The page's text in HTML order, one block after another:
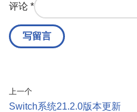
评论 *
上一个
Switch系统21.2.0版本更新